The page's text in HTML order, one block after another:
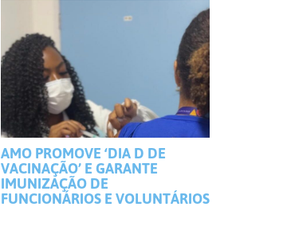
AMO PROMOVE ‘DIA D DE
VACINAÇÃO’ E GARANTE
IMUNIZAÇÃO DE
FUNCIONÁRIOS E VOLUNTÁRIOS